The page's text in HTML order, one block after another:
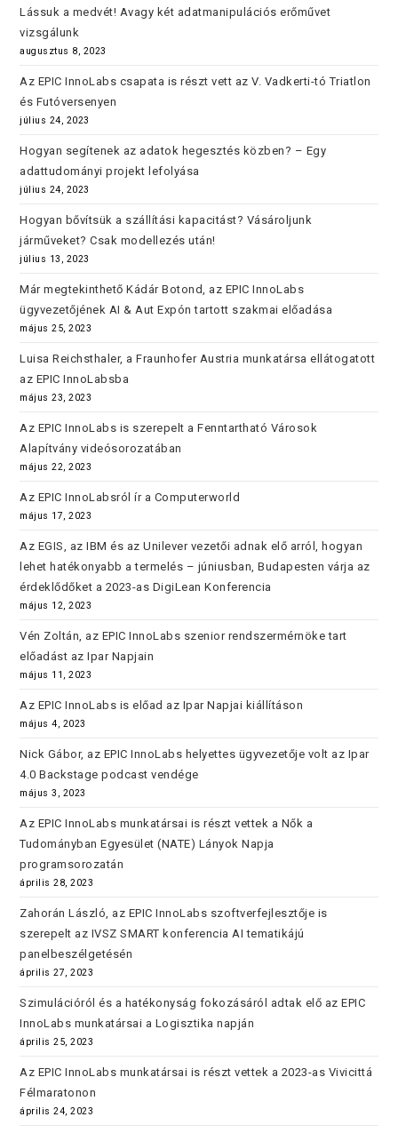
Lássuk a medvét! Avagy két adatmanipulációs erőművet
vizsgálunk
augusztus 8, 2023
Az EPIC InnoLabs csapata is részt vett az V. Vadkerti-tó Triatlon
és Futóversenyen
július 24, 2023
Hogyan segítenek az adatok hegesztés közben? – Egy
adattudományi projekt lefolyása
július 24, 2023
Hogyan bővítsük a szállítási kapacitást? Vásároljunk
járműveket? Csak modellezés után!
július 13, 2023
Már megtekinthető Kádár Botond, az EPIC InnoLabs
ügyvezetőjének AI & Aut Expón tartott szakmai előadása
május 25, 2023
Luisa Reichsthaler, a Fraunhofer Austria munkatársa ellátogatott
az EPIC InnoLabsba
május 23, 2023
Az EPIC InnoLabs is szerepelt a Fenntartható Városok
Alapítvány videósorozatában
május 22, 2023
Az EPIC InnoLabsról ír a Computerworld
május 17, 2023
Az EGIS, az IBM és az Unilever vezetői adnak elő arról, hogyan
lehet hatékonyabb a termelés – júniusban, Budapesten várja az
érdeklődőket a 2023-as DigiLean Konferencia
május 12, 2023
Vén Zoltán, az EPIC InnoLabs szenior rendszermérnöke tart
előadást az Ipar Napjain
május 11, 2023
Az EPIC InnoLabs is előad az Ipar Napjai kiállításon
május 4, 2023
Nick Gábor, az EPIC InnoLabs helyettes ügyvezetője volt az Ipar
4.0 Backstage podcast vendége
május 3, 2023
Az EPIC InnoLabs munkatársai is részt vettek a Nők a
Tudományban Egyesület (NATE) Lányok Napja
programsorozatán
április 28, 2023
Zahorán László, az EPIC InnoLabs szoftverfejlesztője is
szerepelt az IVSZ SMART konferencia AI tematikájú
panelbeszélgetésén
április 27, 2023
Szimulációról és a hatékonyság fokozásáról adtak elő az EPIC
InnoLabs munkatársai a Logisztika napján
április 25, 2023
Az EPIC InnoLabs munkatársai is részt vettek a 2023-as Vivicittá
Félmaratonon
április 24, 2023